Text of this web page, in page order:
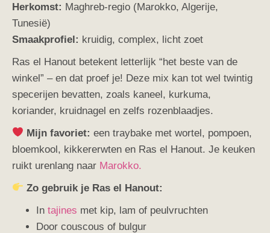
Herkomst: Maghreb-regio (Marokko, Algerije,
Tunesië)
Smaakprofiel: kruidig, complex, licht zoet
Ras el Hanout betekent letterlijk “het beste van de
winkel” – en dat proef je! Deze mix kan tot wel twintig
specerijen bevatten, zoals kaneel, kurkuma,
koriander, kruidnagel en zelfs rozenblaadjes.
Mijn favoriet: een traybake met wortel, pompoen,
bloemkool, kikkererwten en Ras el Hanout. Je keuken
ruikt urenlang naar Marokko.
Zo gebruik je Ras el Hanout:
In tajines met kip, lam of peulvruchten
Door couscous of bulgur